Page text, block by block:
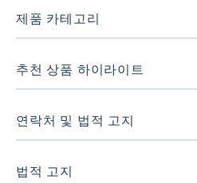
제품 카테고리
추천 상품 하이라이트
연락처 및 법적 고지
법적 고지